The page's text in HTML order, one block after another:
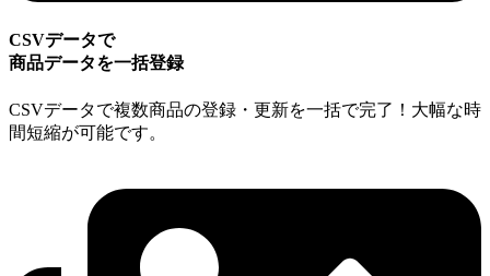
CSVデータで
商品データを一括登録
CSVデータで複数商品の登録・更新を一括で完了！大幅な時
間短縮が可能です。